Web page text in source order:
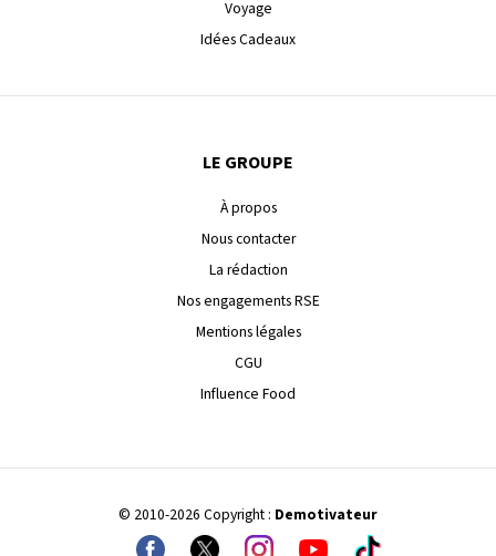
Voyage
Idées Cadeaux
LE GROUPE
À propos
Nous contacter
La rédaction
Nos engagements RSE
Mentions légales
CGU
Influence Food
© 2010-2026 Copyright : Demotivateur